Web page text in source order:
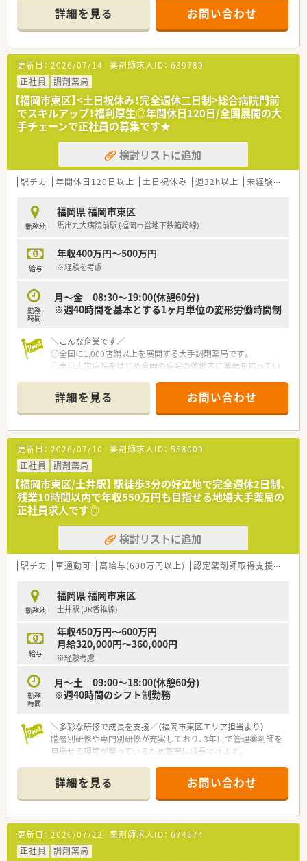
■緩和ケア病棟もございますので、経験者や資格をお持ちの方も
大歓迎です。
≪こんな病院です≫
■「無差別・平等の医療」を基本理念に病院づくりを行っていま
す。
■各関連病院と連携で療養医療、救急医療両方の専門性・総合性
を兼ね備えた医療を行っているので、薬剤師としてのスキルアッ
プを図ることができます。
■お車での通勤が便利な立地です。
■夜勤や、当直などはございません。
■残業時間は多い方で月10時間程度、少ない方は5時間未満と非
常に働きやすい環境です。
＜お休みの取り方について＞
■有給について、半休や、時間給といった取り方も可能です。お
ご相談が出来る環境です。
詳細を見る お問い合わせ
更新日： 2026/07/14 薬剤師求人ID： 639789
正社員
調剤薬局
【福岡市東区】<土日祝休み！完全週休二日制>総合病院門前
でスキルアップ！福利厚生◎年間休日120日/全国展開の大
手チェーンで正社員の募集です★
検討リストに追加
駅チカ 年間休日120日以上 土日祝休み 週32h以上 未経験可
勤務地
福岡県 福岡市東区
馬出九大病院前駅 (福岡市営地下鉄箱崎線)
給与
年収400万円～500万円
※経験を考慮
勤務
時間
月〜金 08:30～19:00(休憩60分)
※週40時間を基本とする1ヶ月単位の変形労働時間制
＼こんな企業です／
○全国に1,000店舗以上を展開する大手調剤薬局です。
○東京大学病院をはじめ全国の病院の敷地内に薬局を持ってい
病診薬連携を強化することで、地域にお住いの患者様に高度な医
療の提供を実現しています。
○全店「同一の機械・システム」を採用しており、且つ処方箋の応
需内容が多岐にわたる（敷地内・病院門前・医療モール・CL門前）
ので、スキルUPしたい方にはお勧めもです。
○長期就業＆自己研讃を続ける事で給与があがる仕組みになっ
ており、将来的に高年収も狙う事が出来ます。
○インターネットを使って処方薬の飲み方を遠隔指導する「オン
ライン服薬指導」、今後も病院の「敷地内薬局」の推進、女性客の
取り込みを狙う店舗でデザインの一新。
M&Aによる店舗拡大と業界のリーディングカンパニーとして成
長を続けています。
○どの店舗も、最新システムが整っています！
＼福利厚生／
年間休日120日以上、「連続休暇制度（年に1回、最大9連休を取得
できる制度）」等
プライベートも充実出来る様にワークライフバランスを後押し
してくれる制度が充実しています。
〇社員割引制度、財形貯蓄制度、スポーツジム優待等が受けられ
る他、提携の保養施設は全国に40ヵ所あります。
〇産休・育休・時短勤務者2,097人以上等、どれも業界トップクラ
産休、育休取得はもちろんのこと、育児短時間勤務制度を実施
育児休業より復帰後、1日最大2時間短縮して勤務できる制度で
法律では3歳までですが、同社では小学校就学時までの期間利用
可能♪
詳細を見る お問い合わせ
更新日： 2026/07/10 薬剤師求人ID： 558009
正社員
調剤薬局
【福岡市東区/土井駅】 駅徒歩3分の好立地で完全週休2日制、
残業10時間以内で年収550万円も目指せる地場大手薬局の
正社員求人です◎
検討リストに追加
駅チカ 車通勤可 高給与(600万円以上) 認定薬剤師取得支援あり
勤務地
福岡県 福岡市東区
土井駅 (JR香椎線)
給与
年収450万円～600万円
月給320,000円～360,000円
※経験考慮
勤務
時間
月～土 09:00～18:00(休憩60分)
※週40時間のシフト制勤務
＼多彩な研修で成長を支援／（福岡市東区エリア担当より）
階層別研修や専門別研修が充実しており、3年目で管理薬剤師を
目指せる環境が整っているため着実に成長できます。
【店舗情報と応需状況について】
■最寄り駅であるJR香椎線の土井駅から徒歩で3分という、通勤
に大変便利なアクセス良好の立地に位置しております。
■ドラッグストアと併設された完全面対応の薬局であり、処方箋
の応需枚数は1日あたり50枚から60枚ほどとなります。
■人員体制は常勤薬剤師3名とパート薬剤師1名が在籍してお
り、調剤事務スタッフも3名体制で業務を支えています。
詳細を見る お問い合わせ
更新日： 2026/07/22 薬剤師求人ID： 674674
正社員
調剤薬局